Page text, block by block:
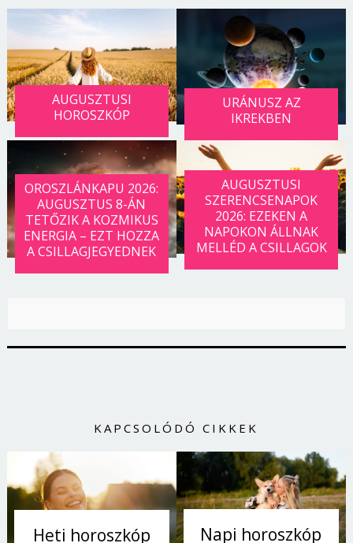
AUGUSZTUSI
HOROSZKÓP
URÁNUSZ AZ
IKREKBEN
OROSZLÁNKAPU 2026:
AUGUSZTUS 8-ÁN
TETŐZIK A KOZMIKUS
ENERGIA – EZT HOZZA
A CSILLAGJEGYEDNEK
AUGUSZTUSI
SZERENCSENAPOK
2026: EZEKEN A
NAPOKON ÁLLNAK
MELLÉD A CSILLAGOK
KAPCSOLÓDÓ CIKKEK
Heti horoszkóp
Napi horoszkóp